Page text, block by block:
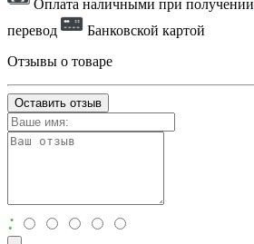
Оплата наличными при получении
перевод
Банковской картой
Отзывы о товаре
Оставить отзыв
: